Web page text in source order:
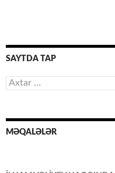
SAYTDA TAP
Axtarış:
MƏQALƏLƏR